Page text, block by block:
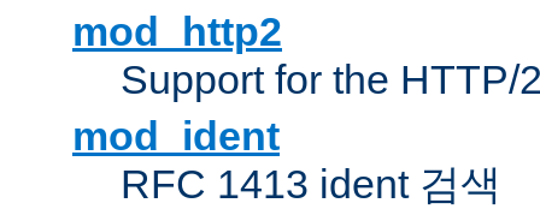
mod_http2
Support for the HTTP/
mod_ident
RFC 1413 ident 검색